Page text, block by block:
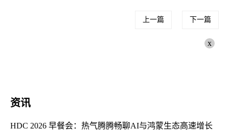
上一篇 下一篇
x
资讯
HDC 2026 早餐会：热气腾腾畅聊AI与鸿蒙生态高速增长